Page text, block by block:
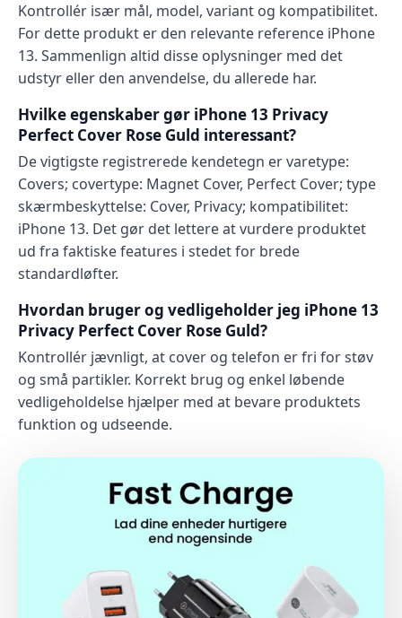
Kontrollér især mål, model, variant og kompatibilitet.
For dette produkt er den relevante reference iPhone
13. Sammenlign altid disse oplysninger med det
udstyr eller den anvendelse, du allerede har.
Hvilke egenskaber gør iPhone 13 Privacy
Perfect Cover Rose Guld interessant?
De vigtigste registrerede kendetegn er varetype:
Covers; covertype: Magnet Cover, Perfect Cover; type
skærmbeskyttelse: Cover, Privacy; kompatibilitet:
iPhone 13. Det gør det lettere at vurdere produktet
ud fra faktiske features i stedet for brede
standardløfter.
Hvordan bruger og vedligeholder jeg iPhone 13
Privacy Perfect Cover Rose Guld?
Kontrollér jævnligt, at cover og telefon er fri for støv
og små partikler. Korrekt brug og enkel løbende
vedligeholdelse hjælper med at bevare produktets
funktion og udseende.